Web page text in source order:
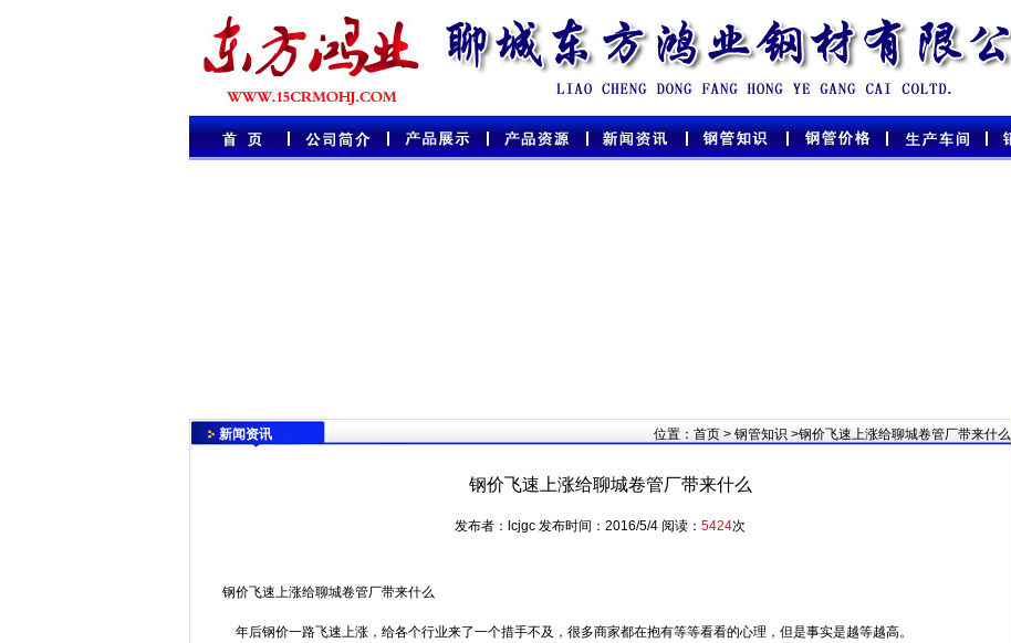
新闻资讯 位置： 首页> 钢管知识 >钢价飞速上涨给聊城卷管厂带来什么
钢价飞速上涨给聊城卷管厂带来什么
发布者：lcjgc 发布时间：2016/5/4 阅读： 5424次
钢价飞速上涨给聊城卷管厂带来什么
年后钢价一路飞速上涨，给各个行业来了一个措手不及，很多商家都在抱有等等看看的心理，但是事实是越等越高。